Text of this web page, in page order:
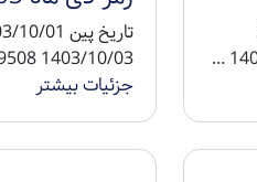
1403/10/03 9508 1403/10/04 9515 1403/10/05 ...
جزئیات بیشتر